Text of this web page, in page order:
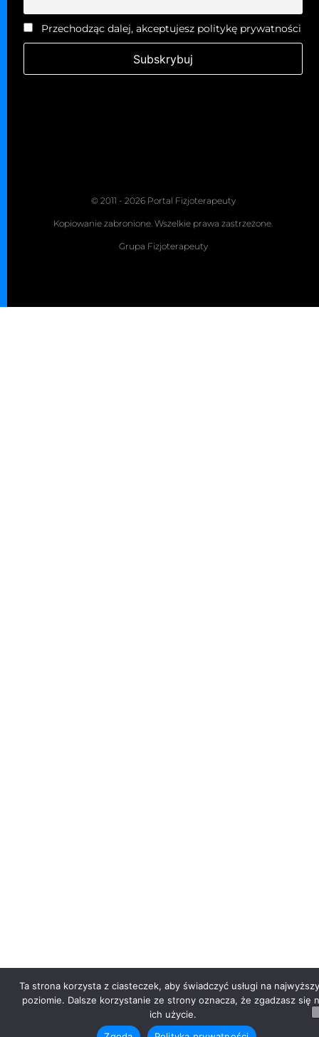
Przechodząc dalej, akceptujesz politykę prywatności
© 2011 - 2026 Portal Fizjoterapeuty
Kopiowanie zabronione. Wszelkie prawa zastrzeżone.
Grupa Fizjoterapeuty
Ta strona korzysta z ciasteczek, aby świadczyć usługi na
poziomie. Dalsze korzystanie ze strony oznacza, że zgadzasz się
ich użycie.